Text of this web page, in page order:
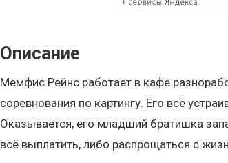
Описание
Мемфис Рейнс работает в кафе
соревнования по картингу. Его всё
Оказывается, его младший братишка
всё выплатить, либо распрощаться с